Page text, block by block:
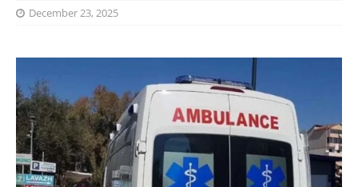
December 23, 2025